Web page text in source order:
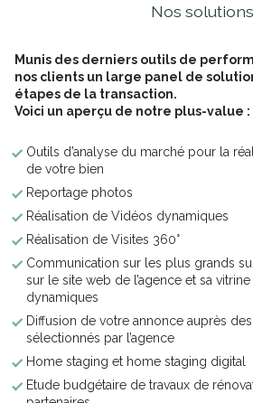
Nos solutions
Munis des derniers outils de
nos clients un large panel de
étapes de la transaction.
Voici un aperçu de notre plus-value :
Outils d’analyse du marché pour la
de votre bien
Reportage photos
Réalisation de Vidéos dynamiques
Réalisation de Visites 360°
Communication sur les plus grands
sur le site web de l’agence et sa vitrine
dynamiques
Diffusion de votre annonce auprès
sélectionnés par l’agence
Home staging et home staging digital
Etude budgétaire de travaux de